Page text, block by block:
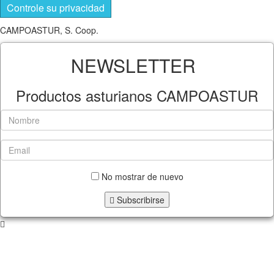
Controle su privacidad
CAMPOASTUR, S. Coop.
NEWSLETTER
Productos asturianos CAMPOASTUR
No mostrar de nuevo
Subscribirse